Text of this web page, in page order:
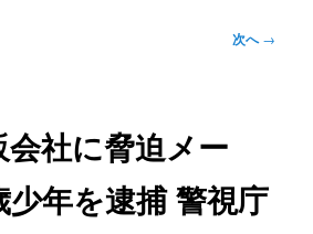
次へ→
社に脅迫メー
年を逮捕 警視庁